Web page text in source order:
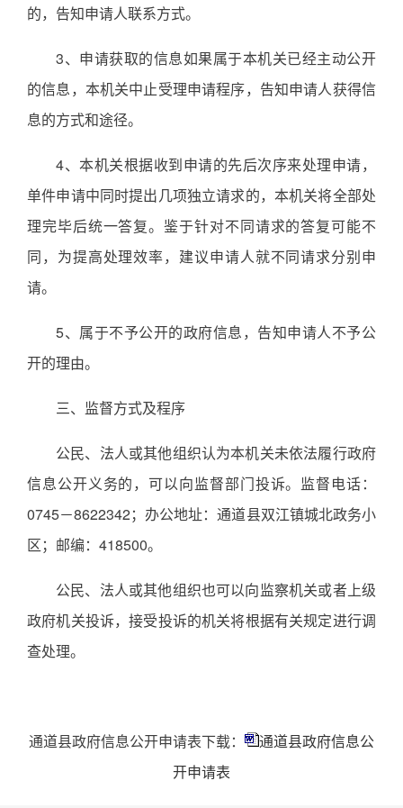
的，告知申请人联系方式。
3、申请获取的信息如果属于本机关已经主动公开
的信息，本机关中止受理申请程序，告知申请人获得信
息的方式和途径。
4、本机关根据收到申请的先后次序来处理申请，
单件申请中同时提出几项独立请求的，本机关将全部处
理完毕后统一答复。鉴于针对不同请求的答复可能不
同，为提高处理效率，建议申请人就不同请求分别申
请。
5、属于不予公开的政府信息，告知申请人不予公
开的理由。
三、监督方式及程序
公民、法人或其他组织认为本机关未依法履行政府
信息公开义务的，可以向监督部门投诉。监督电话：
0745－8622342；办公地址：通道县双江镇城北政务小
区；邮编：418500。
公民、法人或其他组织也可以向监察机关或者上级
政府机关投诉，接受投诉的机关将根据有关规定进行调
查处理。
通道县政府信息公开申请表下载：
通道县政府信息公
开申请表